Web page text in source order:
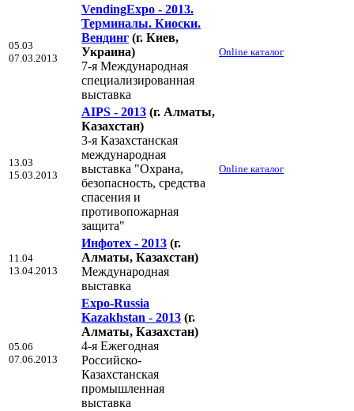
05.03
07.03.2013
VendingExpo - 2013.
Терминалы. Киоски.
Вендинг (г. Киев,
Украина)
7-я Международная
специализированная
выставка
Online каталог
13.03
15.03.2013
AIPS - 2013 (г. Алматы,
Казахстан)
3-я Казахстанская
международная
выставка "Охрана,
безопасность, средства
спасения и
противопожарная
защита"
Online каталог
11.04
13.04.2013
Инфотех - 2013 (г.
Алматы, Казахстан)
Международная
выставка
05.06
07.06.2013
Expo-Russia
Kazakhstan - 2013 (г.
Алматы, Казахстан)
4-я Ежегодная
Российско-
Казахстанская
промышленная
выставка